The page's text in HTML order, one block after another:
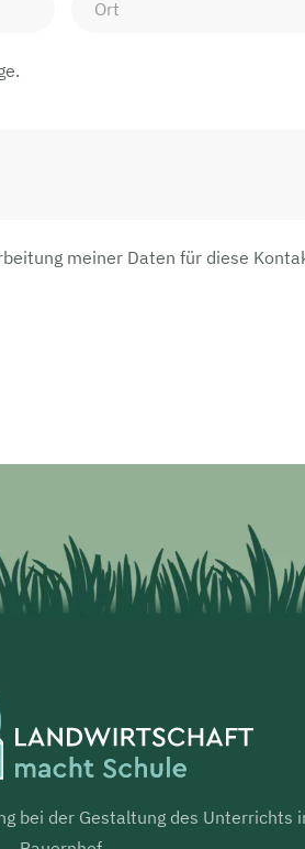
meiner Daten für diese
der Gestaltung des Unterrichts